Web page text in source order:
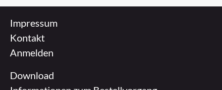
Impressum
Kontakt
Anmelden
Download